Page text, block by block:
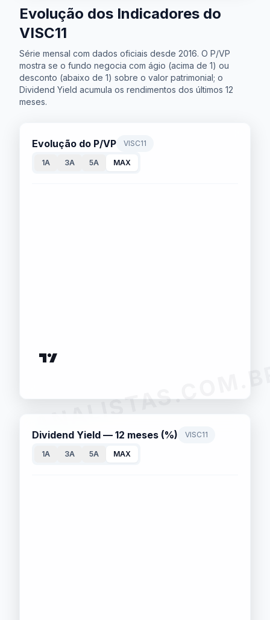
Evolução dos Indicadores do
VISC11
Série mensal com dados oficiais desde 2016. O P/VP
mostra se o fundo negocia com ágio (acima de 1) ou
desconto (abaixo de 1) sobre o valor patrimonial; o
Dividend Yield acumula os rendimentos dos últimos 12
meses.
Evolução do P/VP VISC11
1A 3A 5A MAX
Dividend Yield — 12 meses (%) VISC11
1A 3A 5A MAX